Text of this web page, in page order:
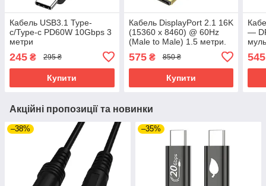
Кабель USB3.1 Type-
c/Type-c PD60W 10Gbps 3
метри
245 ₴ 295 ₴
Купити
Кабель DisplayPort 2.1 16K
(15360 x 8460) @ 60Hz
(Male to Male) 1.5 метри.
для дизайну та геймінгу
575₴ 850 ₴
Купити
—
545
Акційні пропозиції та новинки
–38% –35%